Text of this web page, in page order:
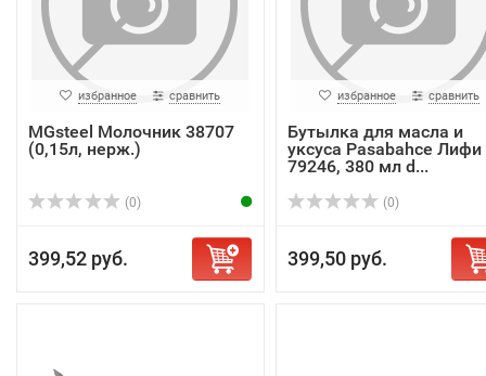
избранное сравнить
MGsteel Молочник 38707
(0,15л, нерж.)
(0)
399,52 руб.
избранное сравнить
Бутылка для масла и
уксуса Pasabahce Лифи
79246, 380 мл d...
(0)
399,50 руб.